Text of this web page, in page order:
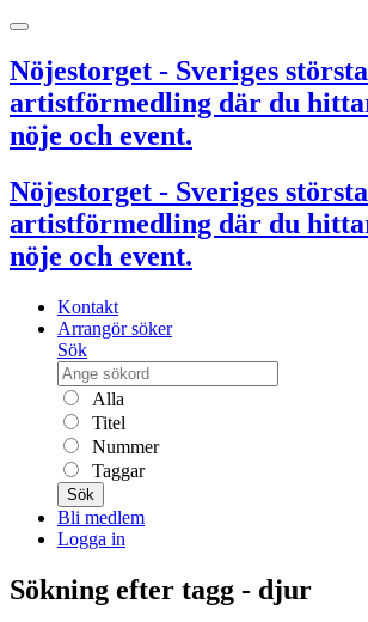
Nöjestorget - Sveriges största
artistförmedling där du
nöje och event.
Nöjestorget - Sveriges största
artistförmedling där du
nöje och event.
Kontakt
Arrangör söker
Sök
Alla
Titel
Nummer
Taggar
Sök
Bli medlem
Logga in
Sökning efter tagg - djur